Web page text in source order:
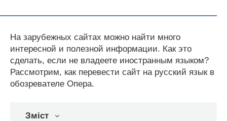
На зарубежных сайтах можно найти много
интересной и полезной информации. Как это
сделать, если не владеете иностранным языком?
Рассмотрим, как перевести сайт на русский язык в
обозревателе Опера.
Зміст